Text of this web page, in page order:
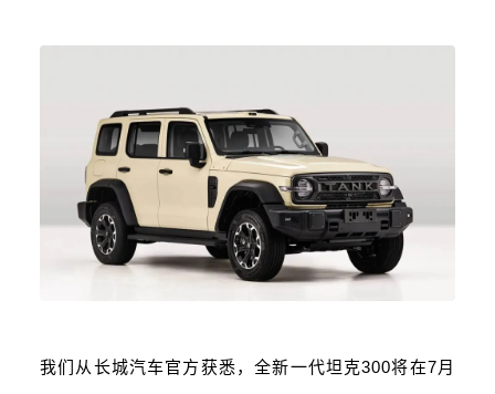
我们从长城汽车官方获悉，全新一代坦克300将在7月